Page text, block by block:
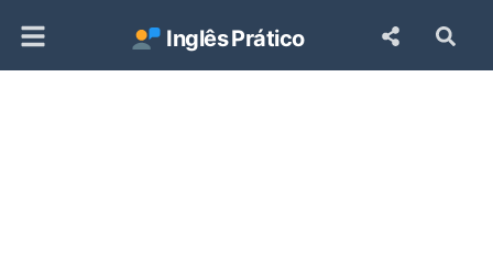
InglêsPrático